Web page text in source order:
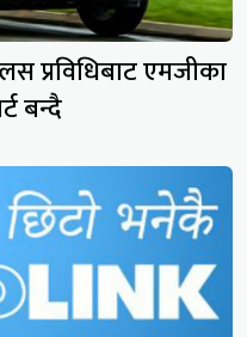
प्रविधिबाट एमजीका
बन्दै